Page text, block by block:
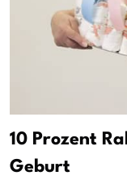
10 Prozent
Geburt